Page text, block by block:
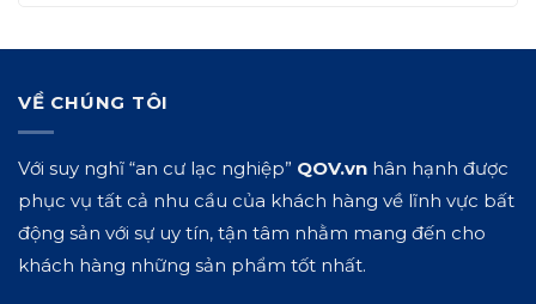
VỀ CHÚNG TÔI
Với suy nghĩ “an cư lạc nghiệp” QOV.vn hân hạnh được
phục vụ tất cả nhu cầu của khách hàng về lĩnh vực bất
động sản với sự uy tín, tận tâm nhằm mang đến cho
khách hàng những sản phẩm tốt nhất.